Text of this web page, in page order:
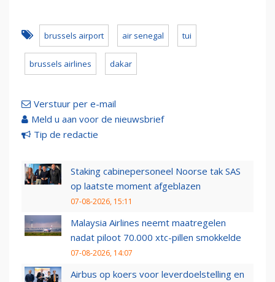
brussels airport air senegal tui
brussels airlines dakar
Verstuur per e-mail
Meld u aan voor de nieuwsbrief
Tip de redactie
Staking cabinepersoneel Noorse tak SAS
op laatste moment afgeblazen
07-08-2026, 15:11
Malaysia Airlines neemt maatregelen
nadat piloot 70.000 xtc-pillen smokkelde
07-08-2026, 14:07
Airbus op koers voor leverdoelstelling en